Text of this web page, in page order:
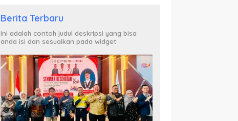
Berita Terbaru
Ini adalah contoh judul deskripsi yang bisa
anda isi dan sesuaikan pada widget